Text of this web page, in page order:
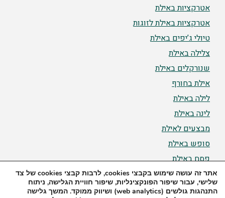
אטרקציות באילת
אטרקציות באילת לזוגות
טיולי ג’יפים באילת
צלילה באילת
שנורקלים באילת
אילת בחורף
לילה באילת
לינה באילת
מבצעים לאילת
סופש באילת
פסח באילת
בניית אתר ע״י SimpleProfit&ByTheWeb
אתר זה עושה שימוש בקבצי cookies, לרבות קבצי cookies של צד
שלישי, עבור שיפור הפונקצינליות, שיפור חוויית הגלישה, ניתוח
התנהגות גולשים (web analytics) ושיווק ממוקד. המשך גלישה